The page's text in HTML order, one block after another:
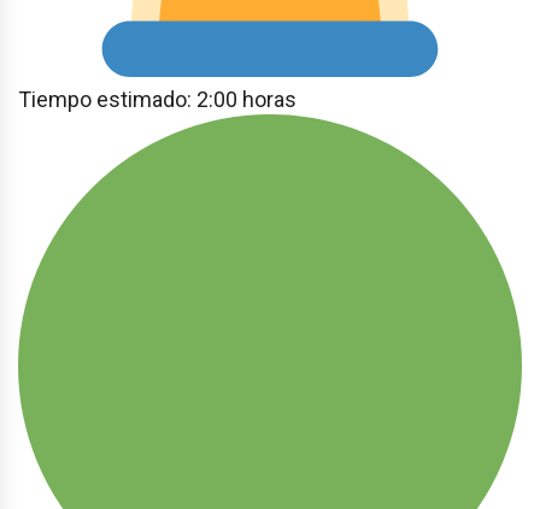
Tiempo estimado: 2:00 horas